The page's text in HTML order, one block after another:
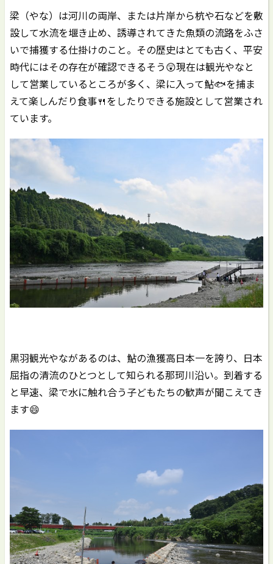
梁（やな）は河川の両岸、または片岸から杭や石などを敷
設して水流を堰き止め、誘導されてきた魚類の流路をふさ
いで捕獲する仕掛けのこと。その歴史はとても古く、平安
時代にはその存在が確認できるそう😲現在は観光やなと
して営業しているところが多く、梁に入って鮎🐟を捕ま
えて楽しんだり食事🍴をしたりできる施設として営業され
ています。
黒羽観光やながあるのは、鮎の漁獲高日本一を誇り、日本
屈指の清流のひとつとして知られる那珂川沿い。到着する
と早速、梁で水に触れ合う子どもたちの歓声が聞こえてき
ます😄